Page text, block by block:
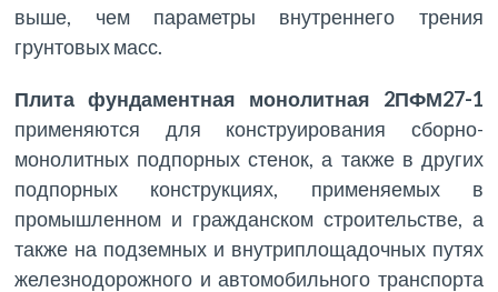
выше, чем параметры внутреннего трения
грунтовых масс.
Плита фундаментная монолитная 2ПФМ27-1
применяются для конструирования сборно-
монолитных подпорных стенок, а также в других
подпорных конструкциях, применяемых в
промышленном и гражданском строительстве, а
также на подземных и внутриплощадочных путях
железнодорожного и автомобильного транспорта